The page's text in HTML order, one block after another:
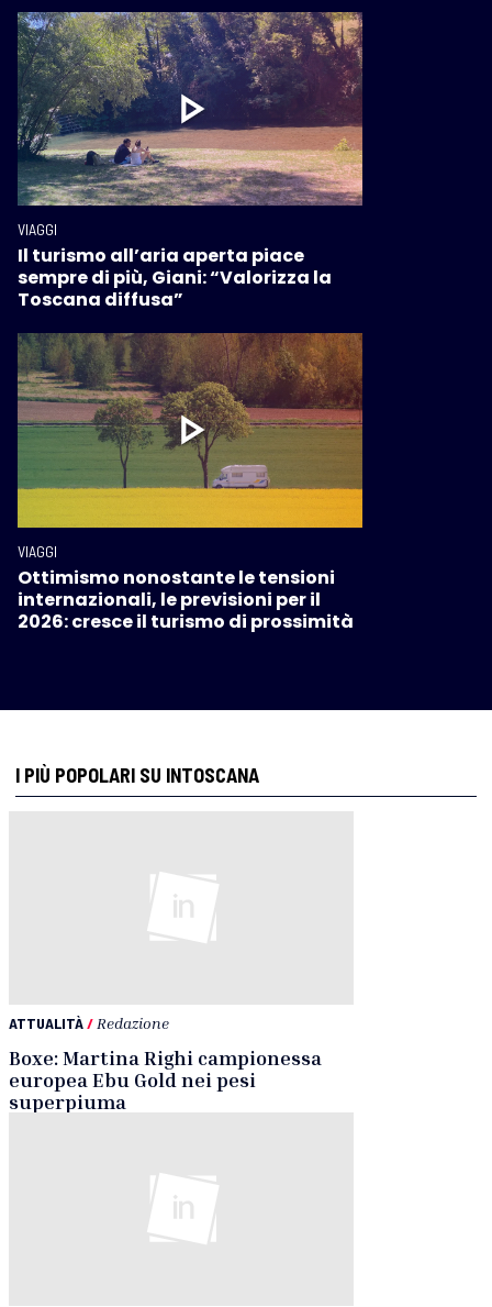
VIAGGI
Il turismo all’aria aperta piace
sempre di più, Giani: “Valorizza la
Toscana diffusa”
VIAGGI
Ottimismo nonostante le tensioni
internazionali, le previsioni per il
2026: cresce il turismo di prossimità
I PIÙ POPOLARI SU INTOSCANA
ATTUALITÀ/ Redazione
Boxe: Martina Righi campionessa
europea Ebu Gold nei pesi
superpiuma